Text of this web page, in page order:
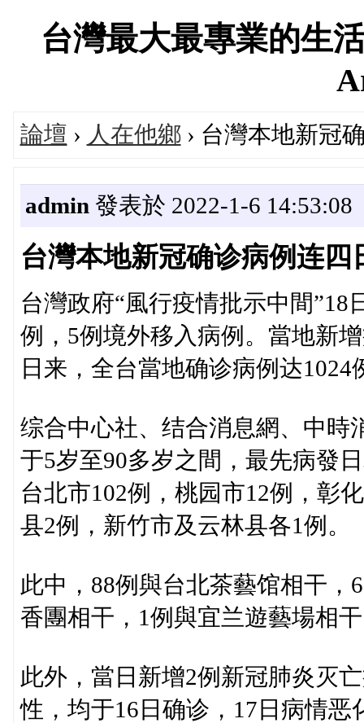
台灣最大最專業的生
論壇 › 人在他鄉 › 台灣本地新冠
admin 發表於 2022-1-6 14:53:08
台灣本地新冠确诊病例连
台灣政府“風行疫情批示中間
例，5例境外移入病例。當地新
日来，全台當地确诊病例达1024
综合中心社、结合消息網、中時
于5岁至90多岁之間，最先病發
台北市102例，桃园市12例，彰
县2例，新竹市及云林县各1例。
此中，88例與台北茶藝馆相干
香團相干，1例與宜兰遊藝場相
此外，當日新增2例新冠肺炎灭
性，均于16日确诊，17日病情